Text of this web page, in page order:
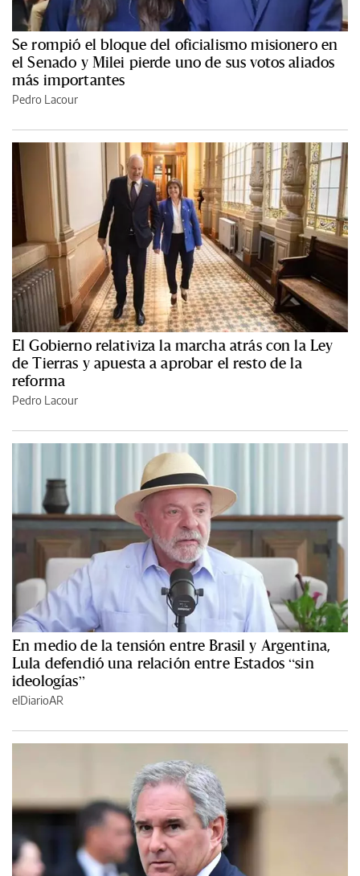
Se rompió el bloque del oficialismo misionero en
el Senado y Milei pierde uno de sus votos aliados
más importantes
Pedro Lacour
El Gobierno relativiza la marcha atrás con la Ley
de Tierras y apuesta a aprobar el resto de la
reforma
Pedro Lacour
En medio de la tensión entre Brasil y Argentina,
Lula defendió una relación entre Estados “sin
ideologías”
elDiarioAR